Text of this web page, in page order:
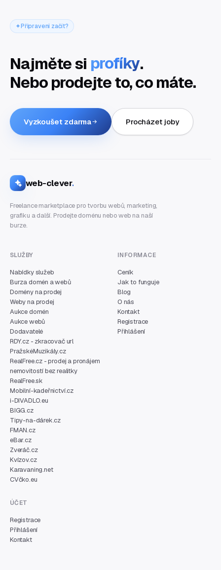
Připraveni začít?
Najměte si profíky.
Nebo prodejte to, co máte.
Vyzkoušet zdarma Procházet joby
web-clever.
Freelance marketplace pro tvorbu webů, marketing,
grafiku a další. Prodejte doménu nebo web na naší
burze.
SLUŽBY
Nabídky služeb
Burza domén a webů
Domény na prodej
Weby na prodej
Aukce domén
Aukce webů
Dodavatelé
RDY.cz - zkracovač url
PražskéMuzikály.cz
RealFree.cz - prodej a pronájem
nemovitostí bez realitky
RealFree.sk
Mobilní-kadeřnictví.cz
i-DIVADLO.eu
BIGG.cz
Tipy-na-dárek.cz
FMAN.cz
eBar.cz
Zveráč.cz
Kvízov.cz
Karavaning.net
CVčko.eu
INFORMACE
Ceník
Jak to funguje
Blog
O nás
Kontakt
Registrace
Přihlášení
ÚČET
Registrace
Přihlášení
Kontakt